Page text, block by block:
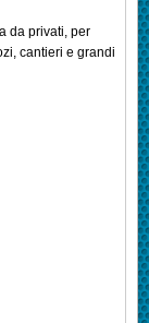
da privati, per
cantieri e grandi